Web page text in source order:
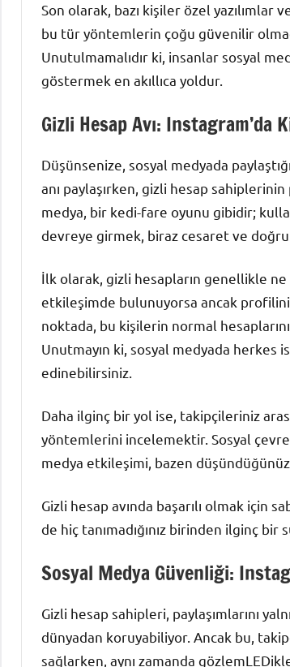
Son olarak, bazı kişiler özel yazılımlar
bu tür yöntemlerin çoğu güvenilir
Unutulmamalıdır ki, insanlar sosyal
göstermek en akıllıca yoldur.
Gizli Hesap Avı:
Düşünsenize, sosyal medyada
anı paylaşırken, gizli hesap
medya, bir kedi-fare oyunu gibidir;
devreye girmek, biraz cesaret ve
İlk olarak, gizli hesapların genellikle
etkileşimde bulunuyorsa ancak
noktada, bu kişilerin normal
Unutmayın ki, sosyal medyada
edinebilirsiniz.
Daha ilginç bir yol ise, takipçileriniz
yöntemlerini incelemektir. Sosyal
medya etkileşimi, bazen
Gizli hesap avında başarılı olmak için
de hiç tanımadığınız birinden ilginç bir
Sosyal Medya Güvenliği:
Gizli hesap sahipleri, paylaşımlarını
dünyadan koruyabiliyor. Ancak bu,
sağlarken, aynı zamanda